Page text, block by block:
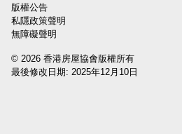
版權公告
私隱政策聲明
無障礙聲明
© 2026 香港房屋協會版權所有
最後修改日期: 2025年12月10日